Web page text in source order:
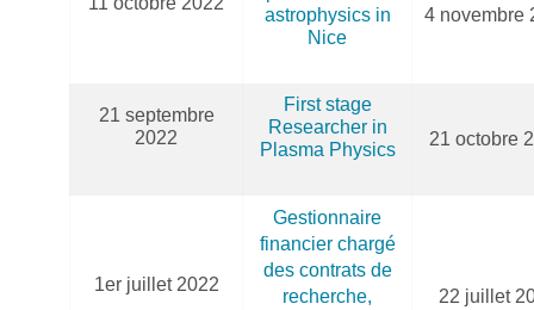
astrophysics in
Nice
4 novembre
21 septembre
2022
First stage
Researcher in
Plasma Physics
21 octobre
1er juillet 2022
Gestionnaire
financier chargé
des contrats de
recherche,
22 juillet